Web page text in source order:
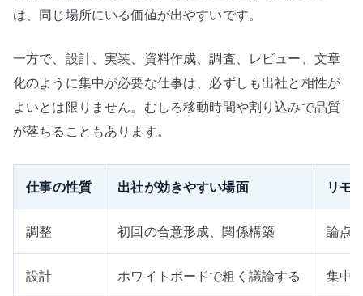
は、同じ場所にいる価値が出やすいです。
一方で、設計、実装、資料作成、調査、レビュー、文章
化のように集中が必要な仕事は、必ずしも出社と相性が
よいとは限りません。むしろ移動時間や割り込みで品質
が落ちることもあります。
仕事の性質 出社が効きやすい場面 リモ
調整 初回の合意形成、関係構築 論点
設計 ホワイトボードで粗く議論する 集中